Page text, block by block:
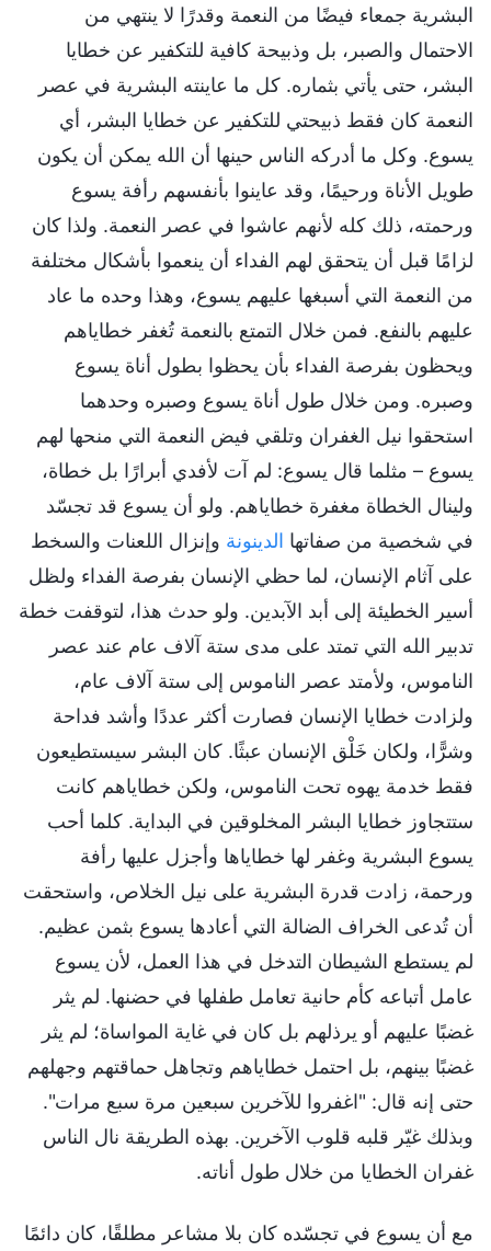
البشرية جمعاء فيضًا من النعمة وقدرًا لا ينتهي من
الاحتمال والصبر، بل وذبيحة كافية للتكفير عن خطايا
البشر، حتى يأتي بثماره. كل ما عاينته البشرية في عصر
النعمة كان فقط ذبيحتي للتكفير عن خطايا البشر، أي
يسوع. وكل ما أدركه الناس حينها أن الله يمكن أن يكون
طويل الأناة ورحيمًا، وقد عاينوا بأنفسهم رأفة يسوع
ورحمته، ذلك كله لأنهم عاشوا في عصر النعمة. ولذا كان
لزامًا قبل أن يتحقق لهم الفداء أن ينعموا بأشكال مختلفة
من النعمة التي أسبغها عليهم يسوع، وهذا وحده ما عاد
عليهم بالنفع. فمن خلال التمتع بالنعمة تُغفر خطاياهم
ويحظون بفرصة الفداء بأن يحظوا بطول أناة يسوع
وصبره. ومن خلال طول أناة يسوع وصبره وحدهما
استحقوا نيل الغفران وتلقي فيض النعمة التي منحها لهم
يسوع – مثلما قال يسوع: لم آت لأفدي أبرارًا بل خطاة،
ولينال الخطاة مغفرة خطاياهم. ولو أن يسوع قد تجسّد
في شخصية من صفاتها الدينونة وإنزال اللعنات والسخط
على آثام الإنسان، لما حظي الإنسان بفرصة الفداء ولظل
أسير الخطيئة إلى أبد الآبدين. ولو حدث هذا، لتوقفت خطة
تدبير الله التي تمتد على مدى ستة آلاف عام عند عصر
الناموس، ولأمتد عصر الناموس إلى ستة آلاف عام،
ولزادت خطايا الإنسان فصارت أكثر عددًا وأشد فداحة
وشرًّا، ولكان خَلْق الإنسان عبثًا. كان البشر سيستطيعون
فقط خدمة يهوه تحت الناموس، ولكن خطاياهم كانت
ستتجاوز خطايا البشر المخلوقين في البداية. كلما أحب
يسوع البشرية وغفر لها خطاياها وأجزل عليها رأفة
ورحمة، زادت قدرة البشرية على نيل الخلاص، واستحقت
أن تُدعى الخراف الضالة التي أعادها يسوع بثمن عظيم.
لم يستطع الشيطان التدخل في هذا العمل، لأن يسوع
عامل أتباعه كأم حانية تعامل طفلها في حضنها. لم يثر
غضبًا عليهم أو يرذلهم بل كان في غاية المواساة؛ لم يثر
غضبًا بينهم، بل احتمل خطاياهم وتجاهل حماقتهم وجهلهم
حتى إنه قال: "اغفروا للآخرين سبعين مرة سبع مرات".
وبذلك غيّر قلبه قلوب الآخرين. بهذه الطريقة نال الناس
غفران الخطايا من خلال طول أناته.
مع أن يسوع في تجسّده كان بلا مشاعر مطلقًا، كان دائمًا